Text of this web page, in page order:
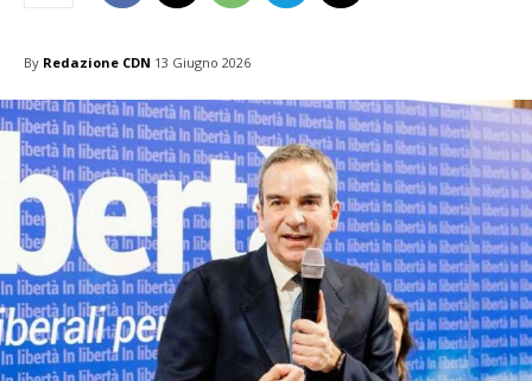
By Redazione CDN 13 Giugno 2026